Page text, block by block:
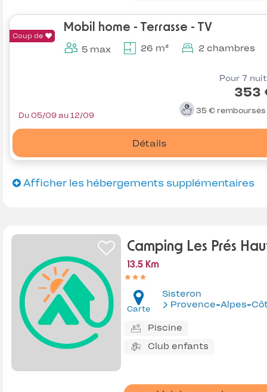
Coup de
Mobil home - Terrasse - TV
5 max 26 m² 2 chambres
Pour 7
353
35 € remboursés
Détails
Du 05/09 au 12/09
Afficher les hébergements supplémentaires
Camping Les Prés
13.5 Km
Carte
Sisteron
Provence-Alpes-Côte
Piscine
Club enfants